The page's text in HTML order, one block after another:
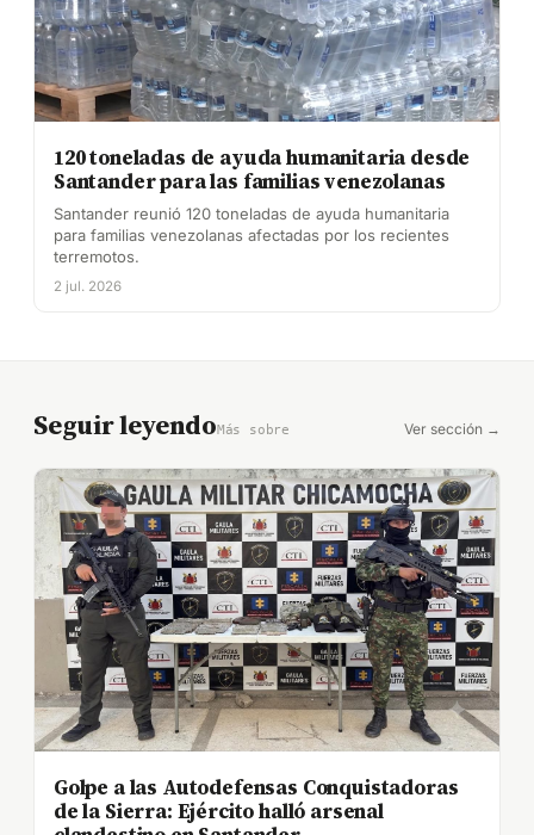
120 toneladas de ayuda humanitaria desde
Santander para las familias venezolanas
Santander reunió 120 toneladas de ayuda humanitaria
para familias venezolanas afectadas por los recientes
terremotos.
2 jul. 2026
Seguir leyendoMás sobre Ver sección →
Golpe a las Autodefensas Conquistadoras
de la Sierra: Ejército halló arsenal